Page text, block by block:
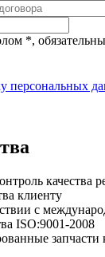
*,
персональных
качества
клиенту
с
ISO:9001-2008